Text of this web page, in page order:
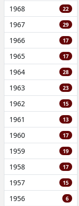
1968 22
1967 29
1966 17
1965 17
1964 28
1963 23
1962 15
1961 13
1960 17
1959 19
1958 17
1957 15
1956 6